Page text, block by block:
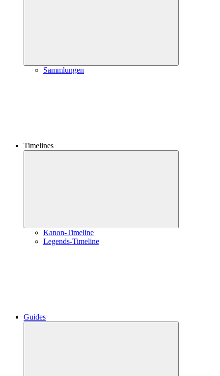
Sammlungen
Timelines
Kanon-Timeline
Legends-Timeline
Guides